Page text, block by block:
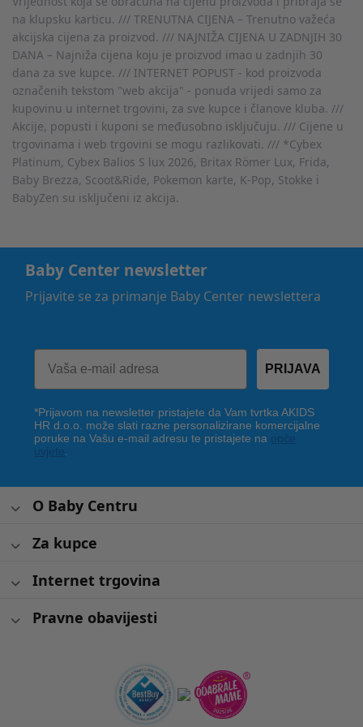
na klupsku karticu. /// TRENUTNA CIJENA – Trenutno važeća
akcijska cijena za proizvod. /// NAJNIŽA CIJENA U ZADNJIH 30
DANA – Najniža cijena koju je proizvod imao u zadnjih 30
dana za sve kupce. /// INTERNET POPUST - kod proizvoda
označenih tekstom "web akcija" - ponuda vrijedi samo za
kupovinu u internet trgovini, za sve kupce i članove kluba. ///
Akcije, popusti i kuponi se međusobno isključuju. /// Cijene u
trgovinama i web trgovini se mogu razlikovati. /// *Cybex
Platinum, Cybex Balios S lux 2026, Britax Römer Lux, Frida,
Baby Brezza, Scoot&Ride, Pokemon karte, K-Pop, Stokke i
BabyZen su isključeni iz akcija.
Baby Center newsletter
Prijavite se za primanje Baby Center newslettera
PRIJAVA
*Prijavom na newsletter pristajete da Vam tvrtka AKIDS
HR d.o.o. može slati razne personalizirane komercijalne
poruke na Vašu e-mail adresu te pristajete na
O Baby Centru
Za kupce
Internet trgovina
Pravne obavijesti